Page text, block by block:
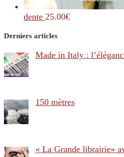
dente 25.00€
Derniers articles
Made in Italy :
150 mètres
« La Grande librairie»